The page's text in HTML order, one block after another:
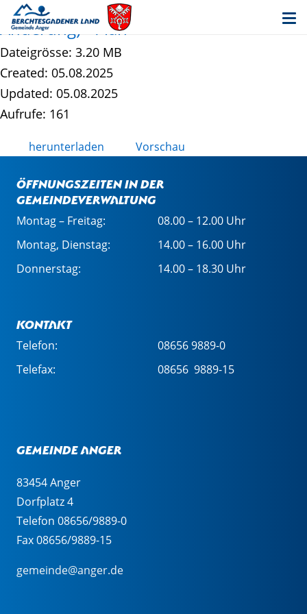
Steinanger- und Watzmannstraße (3.
Änderung) - Plan
Dateigrösse: 3.20 MB
Created: 05.08.2025
Updated: 05.08.2025
Aufrufe: 161
herunterladen Vorschau
Öffnungszeiten in der
Gemeindeverwaltung
Montag – Freitag:
08.00 – 12.00 Uhr
Montag, Dienstag:
14.00 – 16.00 Uhr
Donnerstag:
14.00 – 18.30 Uhr
Kontakt
Telefon:
08656 9889-0
Telefax:
08656 9889-15
Gemeinde Anger
83454 Anger
Dorfplatz 4
Telefon 08656/9889-0
Fax 08656/9889-15
gemeinde@anger.de